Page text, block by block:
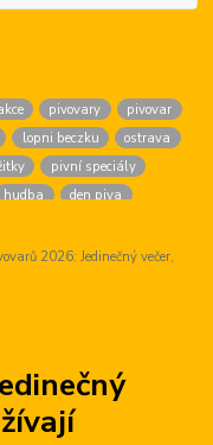
pivovary
pivovar
lopni beczku
ostrava
pivní speciály
hudba
den piva
pivné kúpele
sandorf
2026: Jedinečný večer,